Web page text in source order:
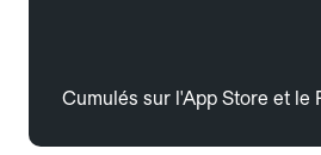
Cumulés sur l'App Store et le